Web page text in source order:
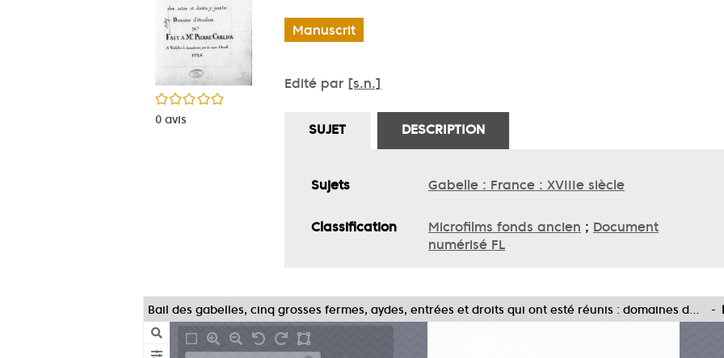
/5
0 avis
Manuscrit
Edité par [s.n.]
SUJET DESCRIPTION
Sujets Gabelle : France : XVIIIe siècle
Classification Microfilms fonds ancien ; Document
numérisé FL
-